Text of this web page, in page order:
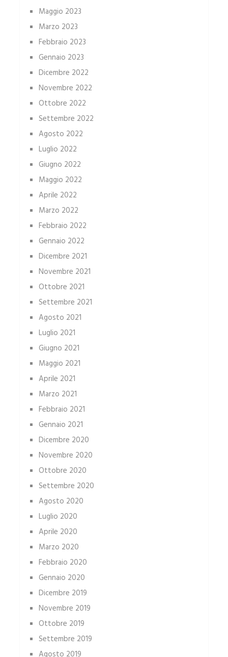
Maggio 2023
Marzo 2023
Febbraio 2023
Gennaio 2023
Dicembre 2022
Novembre 2022
Ottobre 2022
Settembre 2022
Agosto 2022
Luglio 2022
Giugno 2022
Maggio 2022
Aprile 2022
Marzo 2022
Febbraio 2022
Gennaio 2022
Dicembre 2021
Novembre 2021
Ottobre 2021
Settembre 2021
Agosto 2021
Luglio 2021
Giugno 2021
Maggio 2021
Aprile 2021
Marzo 2021
Febbraio 2021
Gennaio 2021
Dicembre 2020
Novembre 2020
Ottobre 2020
Settembre 2020
Agosto 2020
Luglio 2020
Aprile 2020
Marzo 2020
Febbraio 2020
Gennaio 2020
Dicembre 2019
Novembre 2019
Ottobre 2019
Settembre 2019